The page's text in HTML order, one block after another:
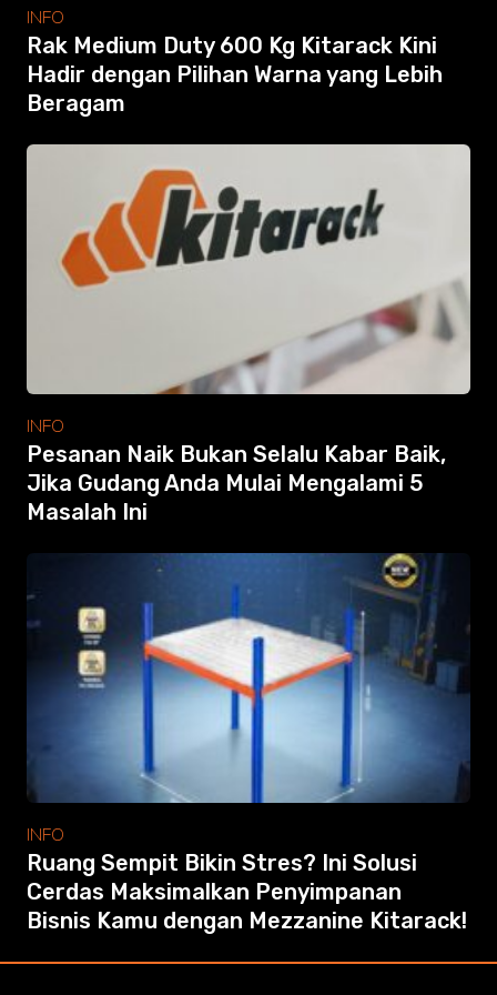
Accessories
Info
Gallery
Photo
Video
Contact
INFO
Rak Medium Duty 600 Kg Kitarack Kini
Hadir dengan Pilihan Warna yang Lebih
Beragam
INFO
Pesanan Naik Bukan Selalu Kabar Baik,
Jika Gudang Anda Mulai Mengalami 5
Masalah Ini
INFO
Ruang Sempit Bikin Stres? Ini Solusi
Cerdas Maksimalkan Penyimpanan
Bisnis Kamu dengan Mezzanine Kitarack!